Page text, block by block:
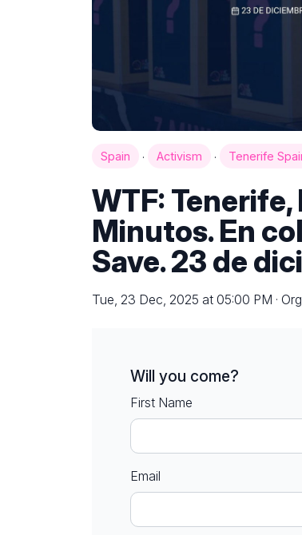
Spain · Activism · Tenerife
WTF: Tenerife,
Minutos. En
Save. 23 de
Tue, 23 Dec, 2025 at 05:00 PM ·
Will you come?
First Name
Email